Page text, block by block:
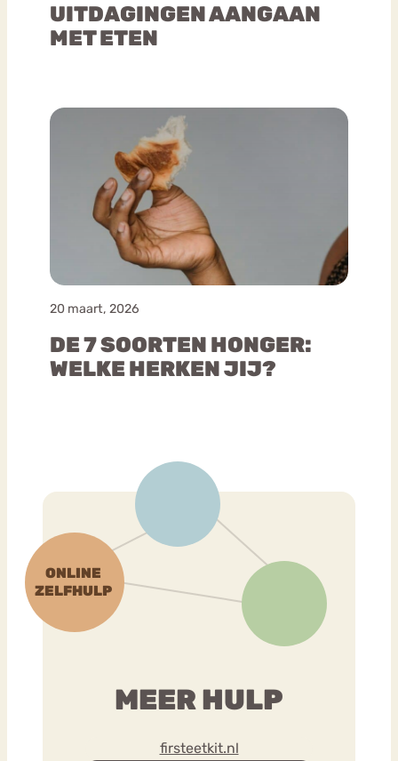
UITDAGINGEN AANGAAN
MET ETEN
20 maart, 2026
DE 7 SOORTEN HONGER:
WELKE HERKEN JIJ?
MEER HULP
firsteetkit.nl